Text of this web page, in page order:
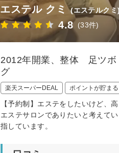
エステル クミ (エステルクミ)
4.8 (33件)
2012年開業、整体 足ツ
グ
楽天スーパーDEAL ポイントが貯ま
【予約制】エステをしたいけど、
エステサロンでありたいと考えて
指しています。